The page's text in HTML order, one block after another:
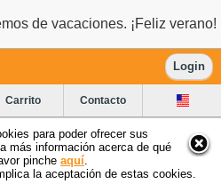
de vacaciones. ¡Feliz verano!
Login
Carrito Contacto
para poder ofrecer sus
más información acerca de qué
pinche aquí
la aceptación de estas cookies.